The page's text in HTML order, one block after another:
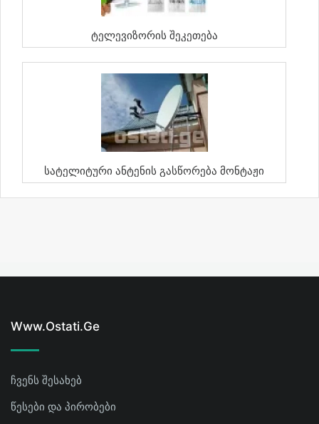
Ტელევიზორის Შეკეთება
Სატელიტური Ანტენის Გასწორება Მონტაჟი
Www.ostati.ge
ჩვენს შესახებ
წესები და პირობები